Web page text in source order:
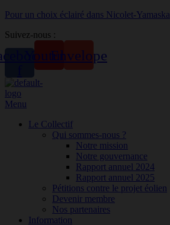
Pour un choix éclairé dans Nicolet-Yamaska
Suivez-nous :
Youtube
Envelope
Menu
Le Collectif
Qui sommes-nous ?
Notre mission
Notre gouvernance
Rapport annuel 2024
Rapport annuel 2025
Pétitions contre le projet éolien
Devenir membre
Nos partenaires
Information